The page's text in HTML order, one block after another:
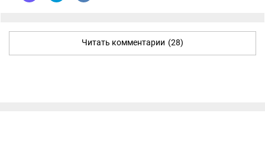
Читать комментарии (28)